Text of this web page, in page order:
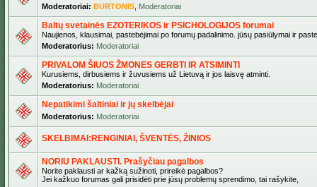
Moderatoriai: BURTONIS Moderatoriai
Baltų svetainės EZOTERIKOS ir PSICHOLOGIJOS forumai
Naujienos, klausimai, pastebėjimai po forumų padalinimo. jūsų pasiūlymai ir
Moderatorius: Moderatoriai
PRIVALOM ŠIUOS ŽMONES GERBTI IR ATSIMINTI
Kurusiems, dirbusiems ir žuvusiems už Lietuvą ir jos laisvę atminti.
Moderatorius: Moderatoriai
Nepatikimi šaltiniai ir jų skelbėjai
Moderatorius: Moderatoriai
SKELBIMAI:RENGINIAI, ŠVENTĖS, ŽINIOS
NORIU PAKLAUSTI. Prašyčiau pagalbos
Norite paklausti ar kažką sužinoti, prireikė pagalbos?
Jei kažkuo forumas gali prisidėti prie jūsų problemų sprendimo, tai rašykite,